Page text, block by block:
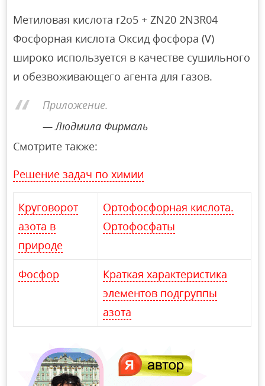
Метиловая кислота r2o5 + ZN20 2N3R04
Фосфорная кислота Оксид фосфора (V)
широко используется в качестве сушильного
и обезвоживающего агента для газов.
Приложение.
Людмила Фирмаль
Смотрите также:
Решение задач по химии
Круговорот
азота в
природе
Ортофосфорная кислота.
Ортофосфаты
Фосфор
Краткая характеристика
элементов подгруппы
азота